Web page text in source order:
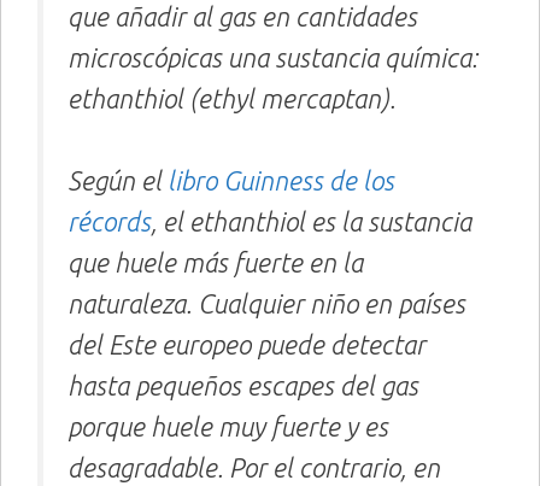
que añadir al gas en cantidades
microscópicas una sustancia química:
ethanthiol (ethyl mercaptan).
Según el libro Guinness de los
récords, el ethanthiol es la sustancia
que huele más fuerte en la
naturaleza. Cualquier niño en países
del Este europeo puede detectar
hasta pequeños escapes del gas
porque huele muy fuerte y es
desagradable. Por el contrario, en